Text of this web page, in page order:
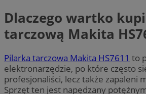
Dlaczego wartko
tarczową Makita
Pilarka tarczowa Makita HS7611 to
elektronarzędzie, po które często
profesjonaliści, lecz także zapaleni
Sprzęt ten jest napędzany